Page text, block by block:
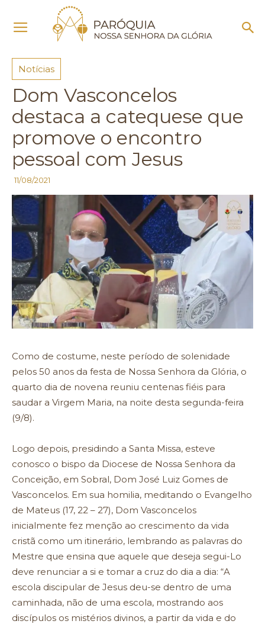
Notícias
Notícias
Dom Vasconcelos
destaca a catequese que
promove o encontro
pessoal com Jesus
11/08/2021
Como de costume, neste período de solenidade
pelos 50 anos da festa de Nossa Senhora da Glória, o
quarto dia de novena reuniu centenas fiéis para
saudar a Virgem Maria, na noite desta segunda-feira
(9/8).
Logo depois, presidindo a Santa Missa, esteve
conosco o bispo da Diocese de Nossa Senhora da
Conceição, em Sobral, Dom José Luiz Gomes de
Vasconcelos. Em sua homilia, meditando o Evangelho
de Mateus (17, 22 – 27), Dom Vasconcelos
inicialmente fez menção ao crescimento da vida
cristã como um itinerário, lembrando as palavras do
Mestre que ensina que aquele que deseja segui-Lo
deve renunciar a si e tomar a cruz do dia a dia: “A
escola discipular de Jesus deu-se dentro de uma
caminhada, não de uma escola, mostrando aos
discípulos os mistérios divinos, a partir da vida e do